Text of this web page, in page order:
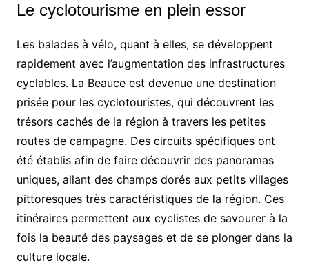
Le cyclotourisme en plein essor
Les balades à vélo, quant à elles, se développent
rapidement avec l’augmentation des infrastructures
cyclables. La Beauce est devenue une destination
prisée pour les cyclotouristes, qui découvrent les
trésors cachés de la région à travers les petites
routes de campagne. Des circuits spécifiques ont
été établis afin de faire découvrir des panoramas
uniques, allant des champs dorés aux petits villages
pittoresques très caractéristiques de la région. Ces
itinéraires permettent aux cyclistes de savourer à la
fois la beauté des paysages et de se plonger dans la
culture locale.